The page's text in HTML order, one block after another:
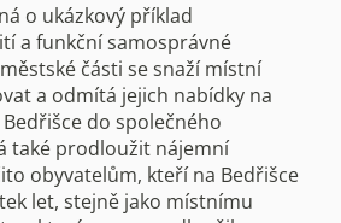
o ukázkový příklad
a funkční samosprávné
části se snaží místní
a odmítá jejich nabídky na
do společného
také prodloužit nájemní
obyvatelům, kteří na Bedřišce
let, stejně jako místnímu